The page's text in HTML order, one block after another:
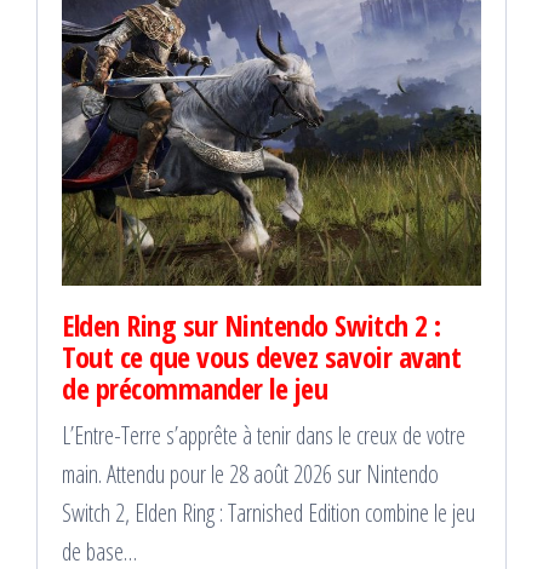
Elden Ring sur Nintendo Switch 2 :
Tout ce que vous devez savoir avant
de précommander le jeu
L’Entre-Terre s’apprête à tenir dans le creux de votre
main. Attendu pour le 28 août 2026 sur Nintendo
Switch 2, Elden Ring : Tarnished Edition combine le jeu
de base…